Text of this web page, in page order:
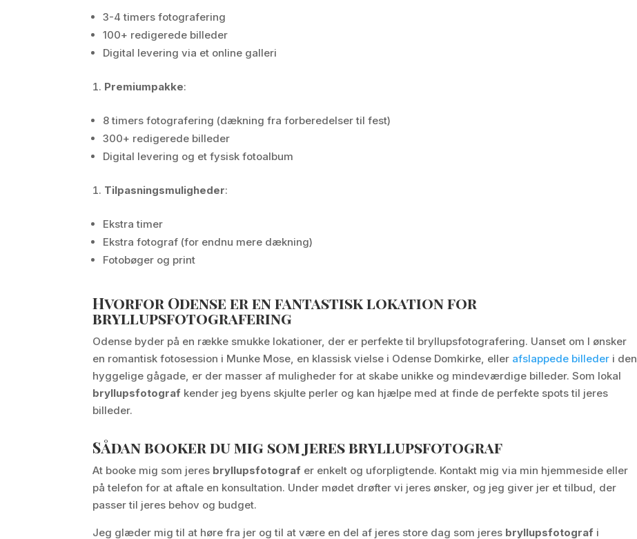
3-4 timers fotografering
100+ redigerede billeder
Digital levering via et online galleri
Premiumpakke:
8 timers fotografering (dækning fra forberedelser til fest)
300+ redigerede billeder
Digital levering og et fysisk fotoalbum
Tilpasningsmuligheder:
Ekstra timer
Ekstra fotograf (for endnu mere dækning)
Fotobøger og print
Hvorfor Odense er en fantastisk lokation for
bryllupsfotografering
Odense byder på en række smukke lokationer, der er perfekte til bryllupsfotografering. Uanset om I ønsker
en romantisk fotosession i Munke Mose, en klassisk vielse i Odense Domkirke, eller afslappede billeder i den
hyggelige gågade, er der masser af muligheder for at skabe unikke og mindeværdige billeder. Som lokal
bryllupsfotograf kender jeg byens skjulte perler og kan hjælpe med at finde de perfekte spots til jeres
billeder.
Sådan booker du mig som jeres bryllupsfotograf
At booke mig som jeres bryllupsfotograf er enkelt og uforpligtende. Kontakt mig via min hjemmeside eller
på telefon for at aftale en konsultation. Under mødet drøfter vi jeres ønsker, og jeg giver jer et tilbud, der
passer til jeres behov og budget.
Jeg glæder mig til at høre fra jer og til at være en del af jeres store dag som jeres bryllupsfotograf i